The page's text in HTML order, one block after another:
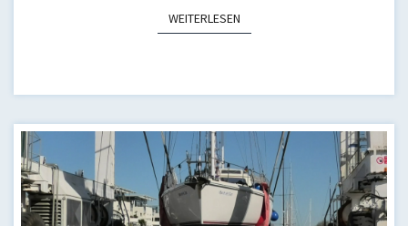
WEITERLESENWEITERLESEN